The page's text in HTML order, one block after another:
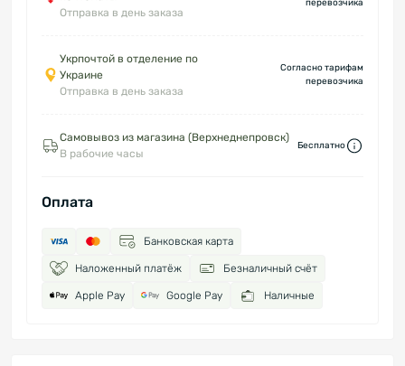
Отправка в день заказа
перевозчика
Укрпочтой в отделение по
Украине
Отправка в день заказа
Согласно тарифам
перевозчика
Самовывоз из магазина (Верхнеднепровск)
В рабочие часы
Бесплатно
Оплата
Банковская карта
Наложенный платёж Безналичный счёт
Apple Pay Google Pay Наличные